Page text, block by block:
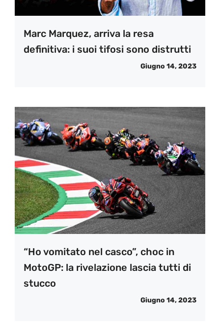
Marc Marquez, arriva la resa
definitiva: i suoi tifosi sono distrutti
Giugno 14, 2023
“Ho vomitato nel casco”, choc in
MotoGP: la rivelazione lascia tutti di
stucco
Giugno 14, 2023